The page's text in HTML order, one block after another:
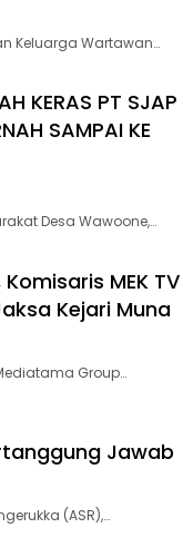
Keluarga Wartawan…
KERAS PT SJAP
SAMPAI KE
Desa Wawoone,…
MEK TV
Kejari Muna
Group…
Jawab
(ASR),…